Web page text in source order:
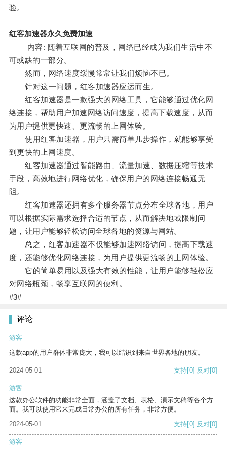
验。
红客加速器永久免费加速
内容: 随着互联网的普及，网络已经成为我们生活中不
可或缺的一部分。
然而，网络速度缓慢常常让我们烦恼不已。
针对这一问题，红客加速器应运而生。
红客加速器是一款强大的网络工具，它能够通过优化网
络连接，帮助用户加速网络访问速度，提高下载速度，从而
为用户提供更快速、更流畅的上网体验。
使用红客加速器，用户只需简单几步操作，就能够享受
到更快的上网速度。
红客加速器通过智能路由、流量加速、数据压缩等技术
手段，高效地进行网络优化，确保用户的网络连接畅通无
阻。
红客加速器还拥有多个服务器节点分布全球各地，用户
可以根据实际需求选择合适的节点，从而解决地域限制问
题，让用户能够轻松访问全球各地的资源与网站。
总之，红客加速器不仅能够加速网络访问，提高下载速
度，还能够优化网络连接，为用户提供更流畅的上网体验。
它的简单易用以及强大有效的性能，让用户能够轻松应
对网络瓶颈，畅享互联网的便利。
#3#
评论
游客
这款app的用户群体非常庞大，我可以结识到来自世界各地的朋友。
2024-05-01 支持[0] 反对[0]
游客
这款办公软件的功能非常全面，涵盖了文档、表格、演示文稿等各个方
面。我可以使用它来完成日常办公的所有任务，非常方便。
2024-05-01
支持[0] 反对[0]
游客